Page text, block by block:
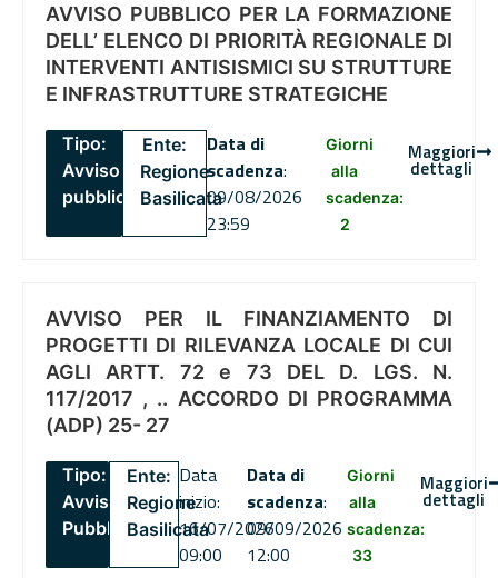
AVVISO PUBBLICO PER LA FORMAZIONE
DELL’ ELENCO DI PRIORITÀ REGIONALE DI
INTERVENTI ANTISISMICI SU STRUTTURE
E INFRASTRUTTURE STRATEGICHE
Tipo:
Avviso
pubblico
Ente:
Regione
Basilicata
Data di
scadenza:
09/08/2026
23:59
Giorni
alla
scadenza:
2
Maggiori
dettagli
AVVISO PER IL FINANZIAMENTO DI
PROGETTI DI RILEVANZA LOCALE DI CUI
AGLI ARTT. 72 e 73 DEL D. LGS. N.
117/2017 , .. ACCORDO DI PROGRAMMA
(ADP) 25- 27
Tipo:
Avviso
Pubblico
Ente:
Regione
Basilicata
Data
inizio:
16/07/2026
09:00
Data di
scadenza:
09/09/2026
12:00
Giorni
alla
scadenza:
33
Maggiori
dettagli